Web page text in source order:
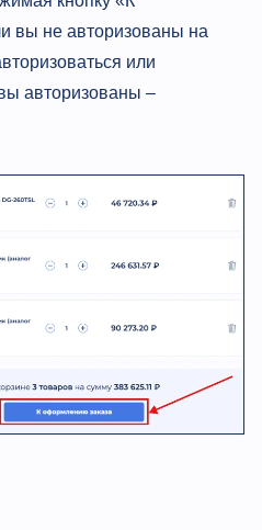
вы не авторизованы на
или
авторизованы –